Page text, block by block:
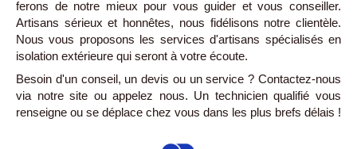
ferons de notre mieux pour vous guider et vous conseiller.
Artisans sérieux et honnêtes, nous fidélisons notre clientèle.
Nous vous proposons les services d'artisans spécialisés en
isolation extérieure qui seront à votre écoute.
Besoin d'un conseil, un devis ou un service ? Contactez-nous
via notre site ou appelez nous. Un technicien qualifié vous
renseigne ou se déplace chez vous dans les plus brefs délais !